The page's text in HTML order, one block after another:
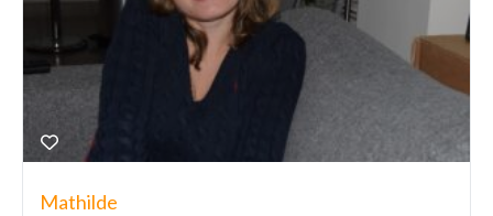
Mathilde